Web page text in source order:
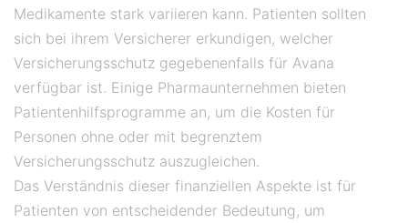
Medikamente stark variieren kann. Patienten sollten
sich bei ihrem Versicherer erkundigen, welcher
Versicherungsschutz gegebenenfalls für Avana
verfügbar ist. Einige Pharmaunternehmen bieten
Patientenhilfsprogramme an, um die Kosten für
Personen ohne oder mit begrenztem
Versicherungsschutz auszugleichen.
Das Verständnis dieser finanziellen Aspekte ist für
Patienten von entscheidender Bedeutung, um